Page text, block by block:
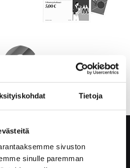
Tietoja
sivuston
sinulle paremman